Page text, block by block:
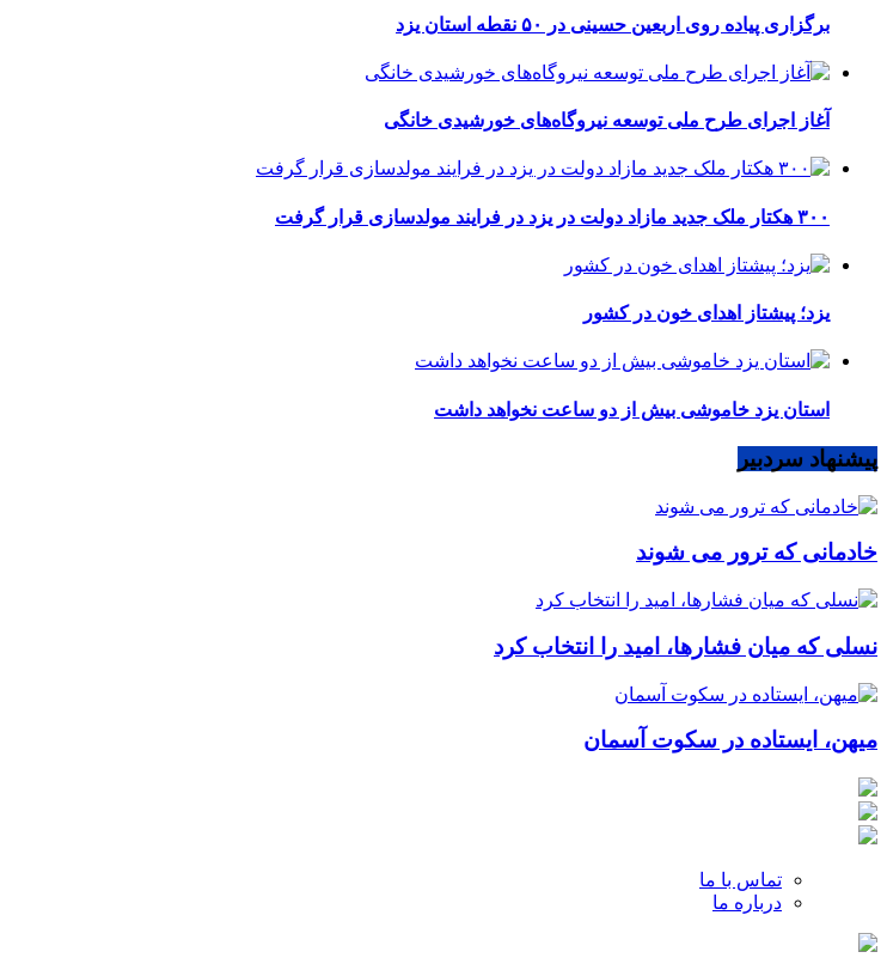
برگزاری پیاده روی اربعین حسینی در ۵۰ نقطه استان یزد
آغاز اجرای طرح ملی توسعه نیروگاه‌های خورشیدی خانگی
۳۰۰ هکتار ملک جدید مازاد دولت در یزد در فرایند مولدسازی قرار گرفت
یزد؛ پیشتاز اهدای خون در کشور
استان یزد خاموشی بیش از دو ساعت نخواهد داشت
پیشنهاد سردبیر
خادمانی که ترور می شوند
نسلی که میان فشارها، امید را انتخاب کرد
میهن، ایستاده در سکوت آسمان
تماس با ما
درباره ما